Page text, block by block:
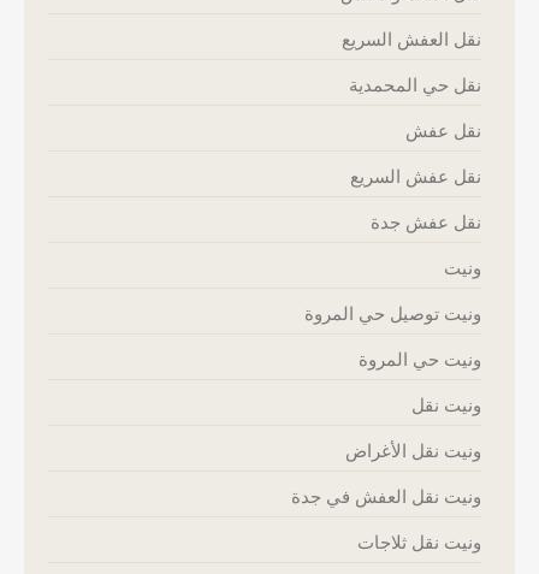
نقل العفش السريع
نقل حي المحمدية
نقل عفش
نقل عفش السريع
نقل عفش جدة
ونيت
ونيت توصيل حي المروة
ونيت حي المروة
ونيت نقل
ونيت نقل الأغراض
ونيت نقل العفش في جدة
ونيت نقل ثلاجات